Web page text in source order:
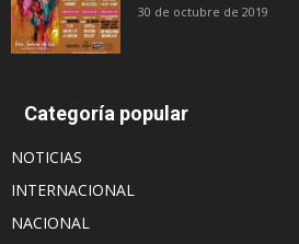
30 de octubre de 2019
Categoría popular
NOTICIAS
INTERNACIONAL
NACIONAL